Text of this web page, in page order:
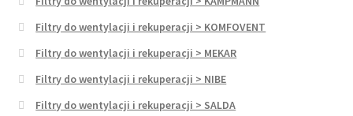
Filtry do wentylacji i rekuperacji > KOMFOVENT
Filtry do wentylacji i rekuperacji > MEKAR
Filtry do wentylacji i rekuperacji > NIBE
Filtry do wentylacji i rekuperacji > SALDA